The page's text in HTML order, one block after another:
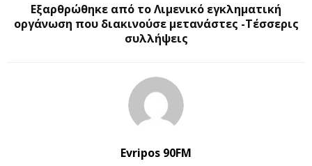
Εξαρθρώθηκε από το Λιμενικό εγκληματική
οργάνωση που διακινούσε μετανάστες -Τέσσερις
συλλήψεις
Evripos 90FM